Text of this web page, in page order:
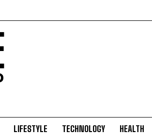
LIFESTYLE TECHNOLOGY HEALTH